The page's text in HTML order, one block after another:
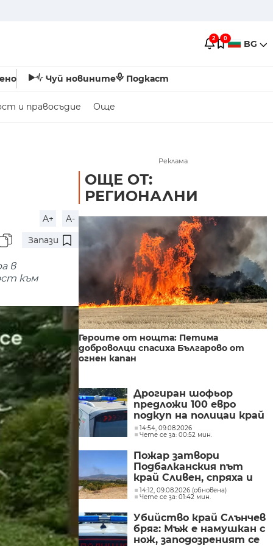
2 0 BG
Чуй новините Подкаст
и правосъдие Още
A+
A-
Запази
в
към
Реклама
ОЩЕ ОТ:
РЕГИОНАЛНИ
Героите от нощта: Петима
доброволци спасиха Българово от
огнен капан
Дрогиран шофьор
предложи 100 евро
подкуп на полицаи край
Поморие
14:54, 09.08.2026
Чете се за: 00:52 мин.
Пожар затвори
Подбалканския път
край Сливен, спряха и
влаковете (ВИДЕО)
14:12, 09.08.2026 (обновена)
Чете се за: 01:42 мин.
Убийство край Слънчев
бряг: Мъж е намушкан с
нож, заподозреният се